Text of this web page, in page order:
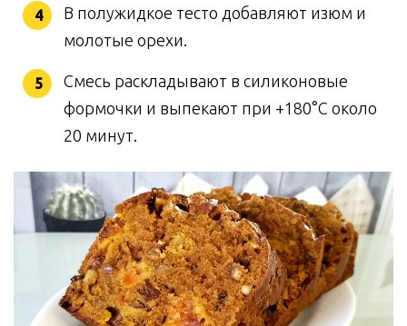
В полужидкое тесто добавляют изюм и
молотые орехи.
Смесь раскладывают в силиконовые
формочки и выпекают при +180°C около
20 минут.